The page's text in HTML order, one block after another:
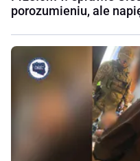
porozumieniu, ale